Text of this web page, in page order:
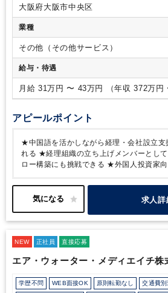
び調整・海外投資家が所有する不動産
管理、関係各所との連絡調整、制度説
大阪府大阪市中央区
業種
その他（その他サービス）
給与・待遇
アピールポイント
★中国語を活かしながら経理・会社設立支
れる ★経理組織の立ち上げメンバーとし
ロー構築にも挑戦できる ★外国人投資家向
心斎橋駅徒歩6分とアクセス良好、転勤な
残業月10時間程度・勤務時間の調整相談
求人詳
NEW 正社員 直接応募
エア・ウォーター・メディエイチ株
学歴不問 WEB面接OK 原則転勤なし 交通費